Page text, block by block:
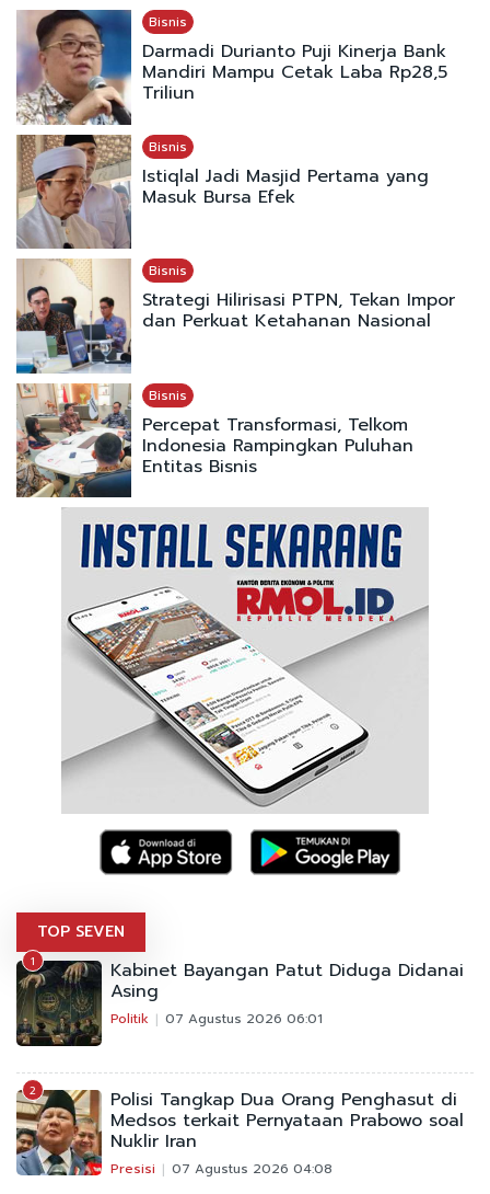
Bisnis
Darmadi Durianto Puji Kinerja Bank
Mandiri Mampu Cetak Laba Rp28,5
Triliun
Bisnis
Istiqlal Jadi Masjid Pertama yang
Masuk Bursa Efek
Bisnis
Strategi Hilirisasi PTPN, Tekan Impor
dan Perkuat Ketahanan Nasional
Bisnis
Percepat Transformasi, Telkom
Indonesia Rampingkan Puluhan
Entitas Bisnis
TOP SEVEN
1 Kabinet Bayangan Patut Diduga Didanai
Asing
Politik 07 Agustus 2026 06:01
2 Polisi Tangkap Dua Orang Penghasut di
Medsos terkait Pernyataan Prabowo soal
Nuklir Iran
Presisi 07 Agustus 2026 04:08